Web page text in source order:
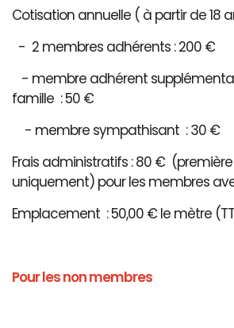
Cotisation annuelle ( à partir de 18
- 2 membres adhérents : 200 €
- membre adhérent
famille : 50 €
- membre sympathisant : 30 €
Frais administratifs : 80 €
uniquement) pour les membres
Emplacement : 50,00 € le mètre
Pour les non membres